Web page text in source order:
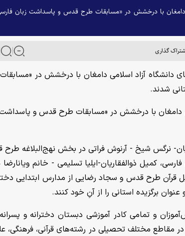
دامغان با درخشش در «مسابقات طرح قدس و پاسداشت زبان
گذاری
دانشگاه آزاد اسلامی دامغان با درخشش در
شدند.
دامغان با درخشش در «مسابقات طرح قدس و
نرگس شیخ - آرنوش فراتی در بخش نهج‌البلاغه طرح
کمیل ذوالفقاریان-ایلیا تسلیمی - خانم
قرآن طرح قدس و سجاد رضایی از مدارس ابتدایی
برگزیده استانی را از آنِ خود کنند.
و تمامی کادر آموزشی دبستان دخترانه و
مقاطع مختلف تحصیلی در رشته‌های قرآنی، فرهنگی،